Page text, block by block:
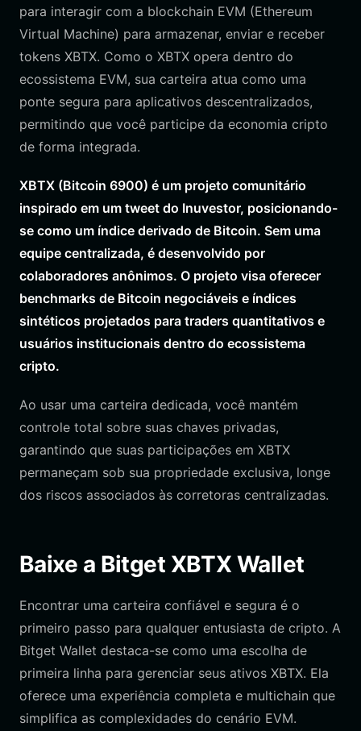
para interagir com a blockchain EVM (Ethereum
Virtual Machine) para armazenar, enviar e receber
tokens XBTX. Como o XBTX opera dentro do
ecossistema EVM, sua carteira atua como uma
ponte segura para aplicativos descentralizados,
permitindo que você participe da economia cripto
de forma integrada.
XBTX (Bitcoin 6900) é um projeto comunitário
inspirado em um tweet do Inuvestor, posicionando-
se como um índice derivado de Bitcoin. Sem uma
equipe centralizada, é desenvolvido por
colaboradores anônimos. O projeto visa oferecer
benchmarks de Bitcoin negociáveis e índices
sintéticos projetados para traders quantitativos e
usuários institucionais dentro do ecossistema
cripto.
Ao usar uma carteira dedicada, você mantém
controle total sobre suas chaves privadas,
garantindo que suas participações em XBTX
permaneçam sob sua propriedade exclusiva, longe
dos riscos associados às corretoras centralizadas.
Baixe a Bitget XBTX Wallet
Encontrar uma carteira confiável e segura é o
primeiro passo para qualquer entusiasta de cripto. A
Bitget Wallet destaca-se como uma escolha de
primeira linha para gerenciar seus ativos XBTX. Ela
oferece uma experiência completa e multichain que
simplifica as complexidades do cenário EVM.